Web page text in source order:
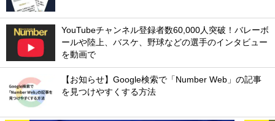
YouTubeチャンネル登録者数60,000人突破！バレーボ
ールや陸上、バスケ、野球などの選手のインタビュー
を動画で
【お知らせ】Google検索で「Number Web」の記事
を見つけやすくする方法